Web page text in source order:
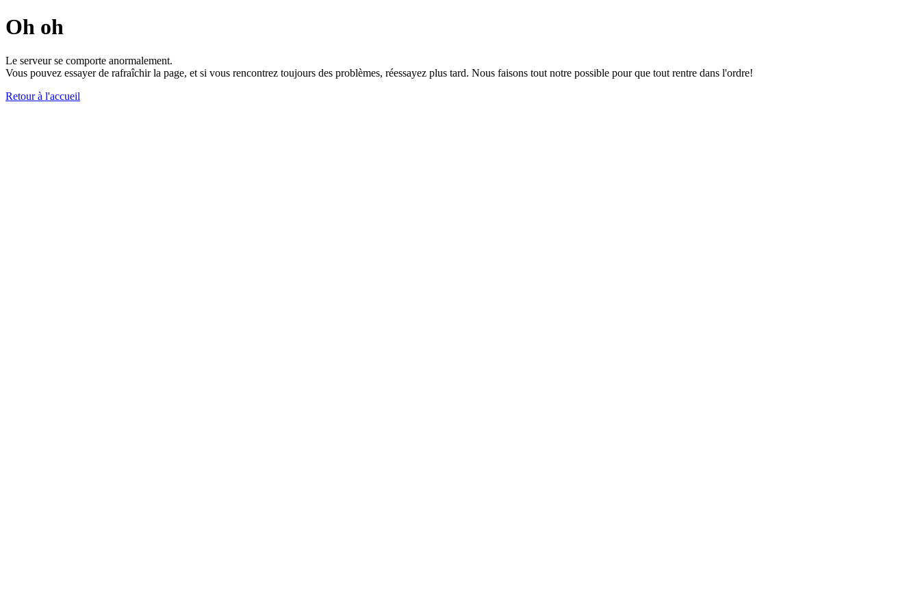
Oh oh
Le serveur se comporte anormalement.
Vous pouvez essayer de rafraîchir la page, et si vous rencontrez toujours des problèmes, réessayez plus tard. Nous faisons tout notre possible pour que tout rentre dans l'ordre!
Retour à l'accueil